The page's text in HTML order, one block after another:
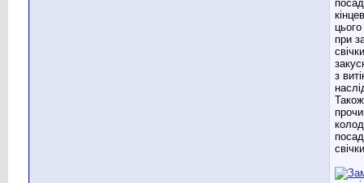
при
з
свічки